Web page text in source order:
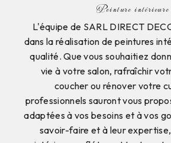
Peinture intérieure
L'équipe de SARL DIRECT
dans la réalisation de peintures
qualité. Que vous souhaitiez
vie à votre salon, rafraîchir
coucher ou rénover votre
professionnels sauront vous
adaptées à vos besoins et à vos
savoir-faire et à leur